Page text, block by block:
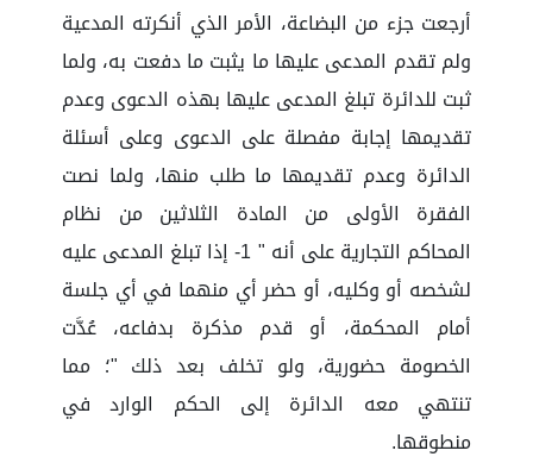
أرجعت جزء من البضاعة، الأمر الذي أنكرته المدعية
ولم تقدم المدعى عليها ما يثبت ما دفعت به، ولما
ثبت للدائرة تبلغ المدعى عليها بهذه الدعوى وعدم
تقديمها إجابة مفصلة على الدعوى وعلى أسئلة
الدائرة وعدم تقديمها ما طلب منها، ولما نصت
الفقرة الأولى من المادة الثلاثين من نظام
المحاكم التجارية على أنه " 1- إذا تبلغ المدعى عليه
لشخصه أو وكليه، أو حضر أي منهما في أي جلسة
أمام المحكمة، أو قدم مذكرة بدفاعه، عُدَّت
الخصومة حضورية، ولو تخلف بعد ذلك "؛ مما
تنتهي معه الدائرة إلى الحكم الوارد في
منطوقها.